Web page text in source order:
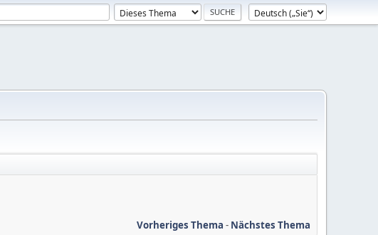
Vorheriges Thema - Nächstes Thema